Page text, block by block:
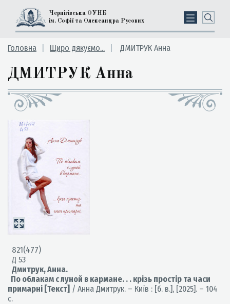
Чернігівська ОУНБ
ім. Софії та Олександра Русових
Головна Щиро дякуємо... ДМИТРУК Анна
ДМИТРУК Анна
821(477)
Д 53
Дмитрук, Анна.
По облакам с луной в кармане. . . крізь простір та часи
примарні [Текст] / Анна Дмитрук. – Київ : [б. в.], [2025]. – 104
с.